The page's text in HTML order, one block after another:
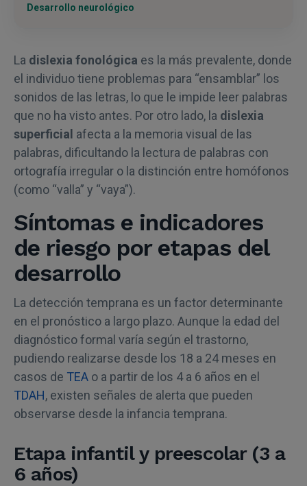
Desarrollo neurológico
La dislexia fonológica es la más prevalente, donde
el individuo tiene problemas para “ensamblar” los
sonidos de las letras, lo que le impide leer palabras
que no ha visto antes. Por otro lado, la dislexia
superficial afecta a la memoria visual de las
palabras, dificultando la lectura de palabras con
ortografía irregular o la distinción entre homófonos
(como “valla” y “vaya”).
Síntomas e indicadores
de riesgo por etapas del
desarrollo
La detección temprana es un factor determinante
en el pronóstico a largo plazo. Aunque la edad del
diagnóstico formal varía según el trastorno,
pudiendo realizarse desde los 18 a 24 meses en
casos de TEA o a partir de los 4 a 6 años en el
TDAH, existen señales de alerta que pueden
observarse desde la infancia temprana.
Etapa infantil y preescolar (3 a
6 años)